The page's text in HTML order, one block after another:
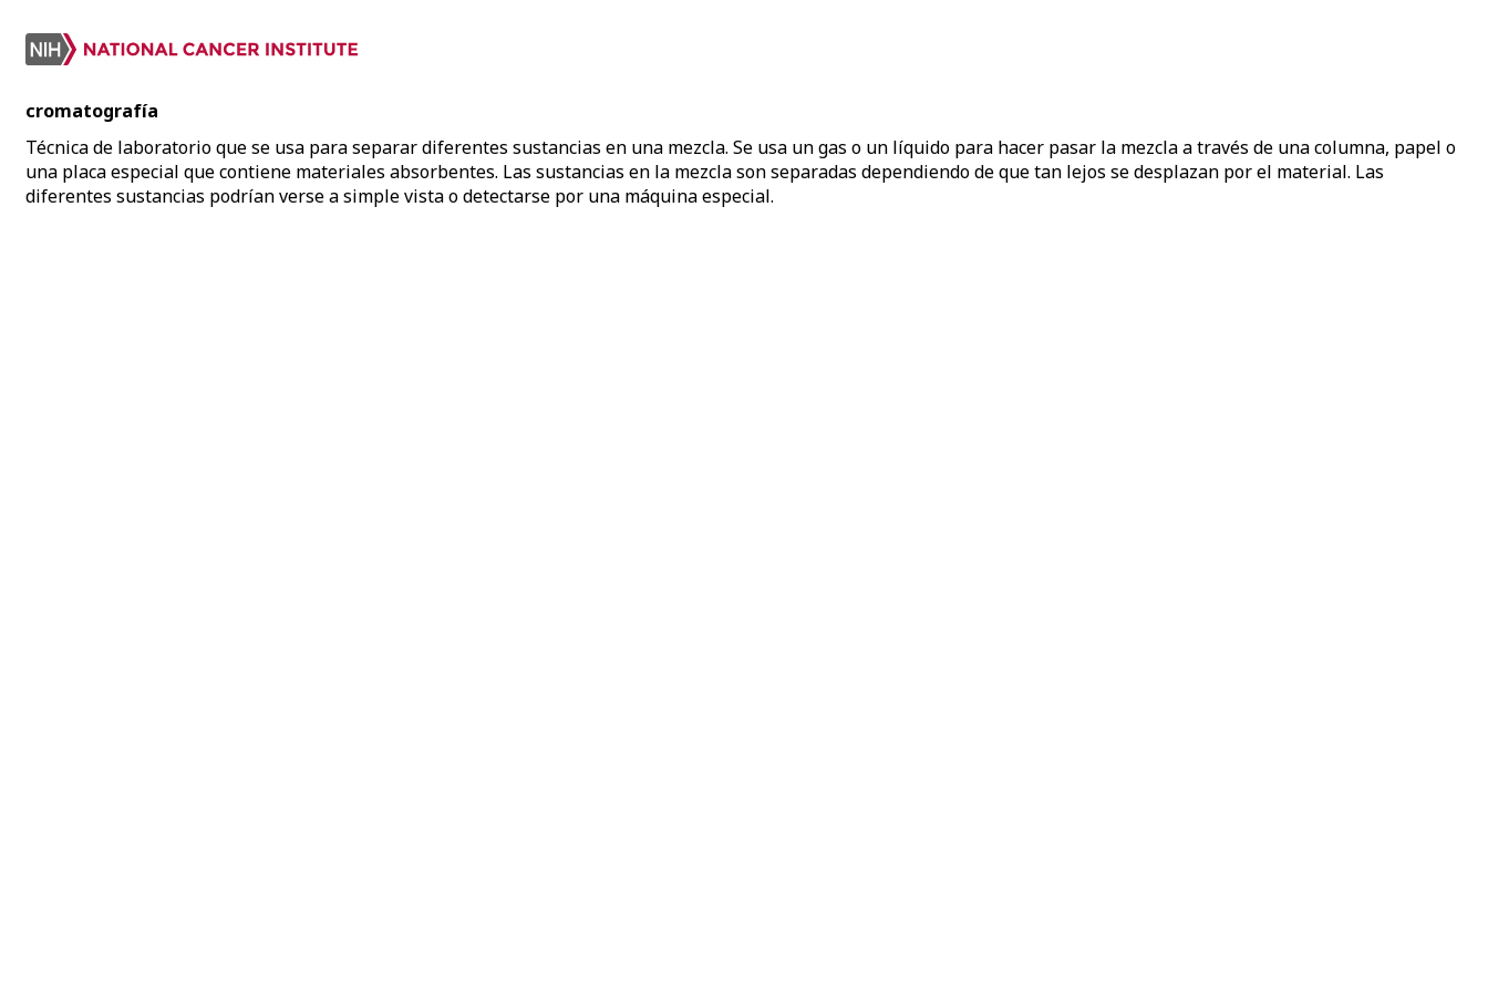
cromatografía
Técnica de laboratorio que se usa para separar diferentes sustancias en una mezcla. Se usa un gas o un líquido para hacer pasar la mezcla a través de una columna, papel o
una placa especial que contiene materiales absorbentes. Las sustancias en la mezcla son separadas dependiendo de que tan lejos se desplazan por el material. Las
diferentes sustancias podrían verse a simple vista o detectarse por una máquina especial.